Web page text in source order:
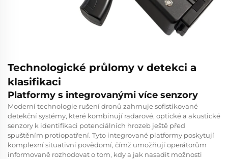
Technologické průlomy v detekci a
klasifikaci
Platformy s integrovanými více senzory
Moderní technologie rušení dronů zahrnuje sofistikované
detekční systémy, které kombinují radarové, optické a akustické
senzory k identifikaci potenciálních hrozeb ještě před
spuštěním protiopatření. Tyto integrované platformy poskytují
komplexní situativní povědomí, čímž umožňují operátorům
informovaně rozhodovat o tom, kdy a jak nasadit možnosti